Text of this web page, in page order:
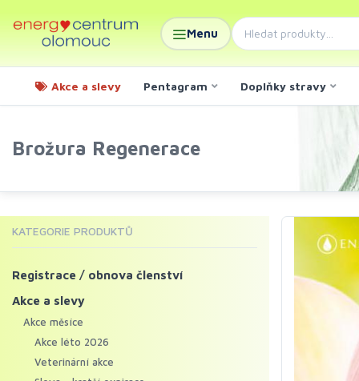
Menu
Akce a slevy Pentagram Doplňky stravy
Brožura Regenerace
KATEGORIE PRODUKTŮ
Registrace / obnova členství
Akce a slevy
Akce měsíce
Akce léto 2026
Veterinární akce